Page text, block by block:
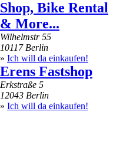
Shop, Bike Rental
& More...
Wilhelmstr 55
10117 Berlin
» Ich will da einkaufen!
Erens Fastshop
Erkstraße 5
12043 Berlin
» Ich will da einkaufen!